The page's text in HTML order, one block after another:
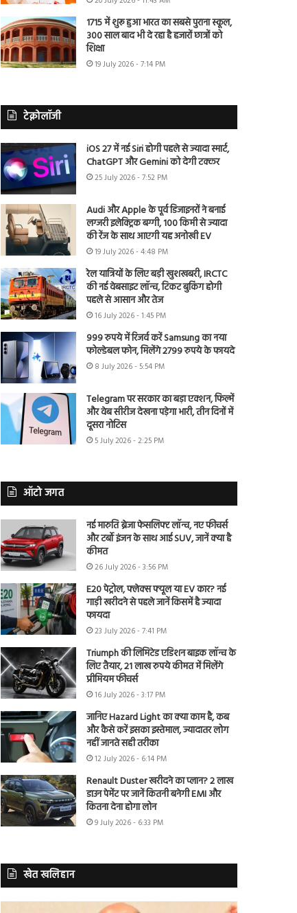
1715 में शुरू हुआ भारत का सबसे पुराना स्कूल,
300 साल बाद भी दे रहा है हजारों छात्रों को
शिक्षा
19 July 2026 - 7:14 PM
टेक्नोलॉजी
iOS 27 में नई Siri होगी पहले से ज्यादा स्मार्ट,
ChatGPT और Gemini को देगी टक्कर
25 July 2026 - 7:52 PM
Audi और Apple के पूर्व डिजाइनरों ने बनाई
लग्जरी इलेक्ट्रिक बग्गी, 100 किमी से ज्यादा
की रेंज के साथ आएगी यह अनोखी EV
19 July 2026 - 4:48 PM
रेल यात्रियों के लिए बड़ी खुशखबरी, IRCTC
की नई वेबसाइट लॉन्च, टिकट बुकिंग होगी
पहले से आसान और तेज
16 July 2026 - 1:45 PM
999 रुपये में रिजर्व करें Samsung का नया
फोल्डेबल फोन, मिलेंगे 2799 रुपये के फायदे
8 July 2026 - 5:54 PM
Telegram पर सरकार का बड़ा एक्शन, फिल्में
और वेब सीरीज देखना पड़ेगा भारी, तीन दिनों में
दूसरा नोटिस
5 July 2026 - 2:25 PM
ऑटो जगत
नई मारुति ब्रेजा फेसलिफ्ट लॉन्च, नए फीचर्स
और टर्बो इंजन के साथ आई SUV, जानें क्या है
कीमत
26 July 2026 - 3:56 PM
E20 पेट्रोल, फ्लेक्स फ्यूल या EV कार? नई
गाड़ी खरीदने से पहले जानें किसमें है ज्यादा
फायदा
23 July 2026 - 7:41 PM
Triumph की लिमिटेड एडिशन बाइक लॉन्च के
लिए तैयार, 21 लाख रुपये कीमत में मिलेंगे
प्रीमियम फीचर्स
16 July 2026 - 3:17 PM
जानिए Hazard Light का क्या काम है, कब
और कैसे करें इसका इस्तेमाल, ज्यादातर लोग
नहीं जानते सही तरीका
12 July 2026 - 6:14 PM
Renault Duster खरीदने का प्लान? 2 लाख
डाउन पेमेंट पर जानें कितनी बनेगी EMI और
कितना देना होगा लोन
9 July 2026 - 6:33 PM
खेत खलिहान